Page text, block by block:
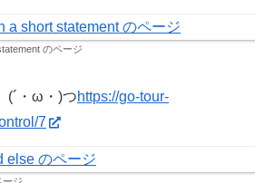
のページ
(´・ω・)つhttps://go-tour-
7
ージ